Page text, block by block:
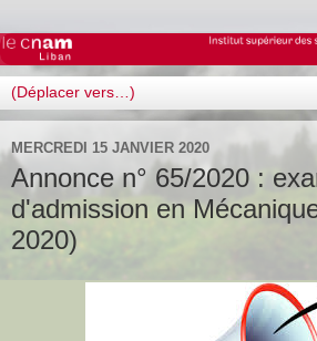
MERCREDI 15 JANVIER 2020
Annonce n° 65/2020 :
d'admission en
2020)